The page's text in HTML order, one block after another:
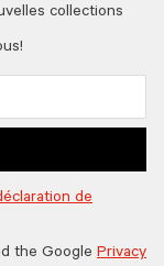
collections
de
the Google Privacy